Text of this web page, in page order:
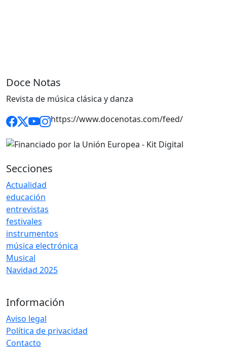
Doce Notas
Revista de música clásica y danza
https://www.docenotas.com/feed/
Secciones
Actualidad
educación
entrevistas
festivales
instrumentos
música electrónica
Musical
Navidad 2025
Información
Aviso legal
Política de privacidad
Contacto